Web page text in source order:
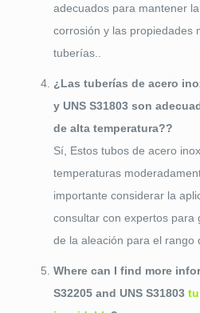
adecuados para mantener
corrosión y las propiedades
tuberías..
¿Las tuberías de acero
y UNS S31803 son
de alta temperatura??
Sí, Estos tubos de acero
temperaturas
importante considerar la
consultar con expertos para
de la aleación para el rango
Where can I find more
S32205 and UNS S31803